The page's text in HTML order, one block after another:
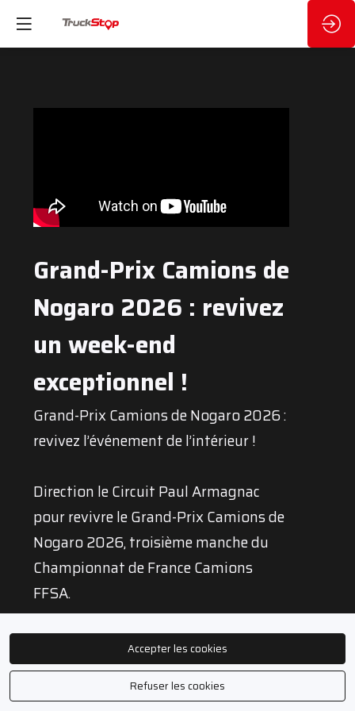
Grand-Prix Camions de
Nogaro 2026 : revivez
un week-end
exceptionnel !
Grand-Prix Camions de Nogaro 2026 :
revivez l’événement de l’intérieur !
Direction le Circuit Paul Armagnac
pour revivre le Grand-Prix Camions de
Nogaro 2026, troisième manche du
Championnat de France Camions
FFSA.
Pendant deux jours, le Gers a vibré au
rythme des courses, des animations et
de la passion camion.
Accepter les cookies
Refuser les cookies